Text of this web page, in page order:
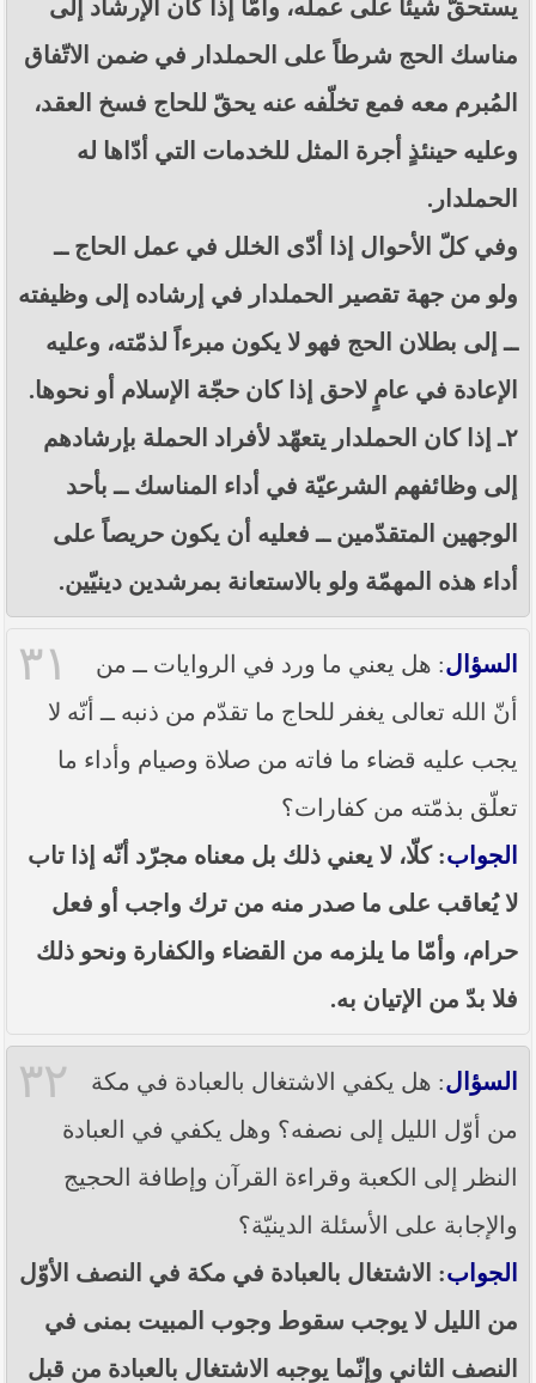
يستحقّ شيئاً على عمله، وأمّا إذا كان الإرشاد إلى
مناسك الحج شرطاً على الحملدار في ضمن الاتّفاق
المُبرم معه فمع تخلّفه عنه يحقّ للحاج فسخ العقد،
وعليه حينئذٍ أجرة المثل للخدمات التي أدّاها له
الحملدار.
وفي كلّ الأحوال إذا أدّى الخلل في عمل الحاج ــ
ولو من جهة تقصير الحملدار في إرشاده إلى وظيفته
ــ إلى بطلان الحج فهو لا يكون مبرءاً لذمّته، وعليه
الإعادة في عامٍ لاحق إذا كان حجّة الإسلام أو نحوها.
٢ـ إذا كان الحملدار يتعهّد لأفراد الحملة بإرشادهم
إلى وظائفهم الشرعيّة في أداء المناسك ــ بأحد
الوجهين المتقدّمين ــ فعليه أن يكون حريصاً على
أداء هذه المهمّة ولو بالاستعانة بمرشدين دينيّين.
٣١ السؤال: هل يعني ما ورد في الروايات ــ من
أنّ الله تعالى يغفر للحاج ما تقدّم من ذنبه ــ أنّه لا
يجب عليه قضاء ما فاته من صلاة وصيام وأداء ما
تعلّق بذمّته من كفارات؟
الجواب: كلّا، لا يعني ذلك بل معناه مجرّد أنّه إذا تاب
لا يُعاقب على ما صدر منه من ترك واجب أو فعل
حرام، وأمّا ما يلزمه من القضاء والكفارة ونحو ذلك
فلا بدّ من الإتيان به.
٣٢ السؤال: هل يكفي الاشتغال بالعبادة في مكة
من أوّل الليل إلى نصفه؟ وهل يكفي في العبادة
النظر إلى الكعبة وقراءة القرآن وإطافة الحجيج
والإجابة على الأسئلة الدينيّة؟
الجواب: الاشتغال بالعبادة في مكة في النصف الأوّل
من الليل لا يوجب سقوط وجوب المبيت بمنى في
النصف الثاني وإنّما يوجبه الاشتغال بالعبادة من قبل